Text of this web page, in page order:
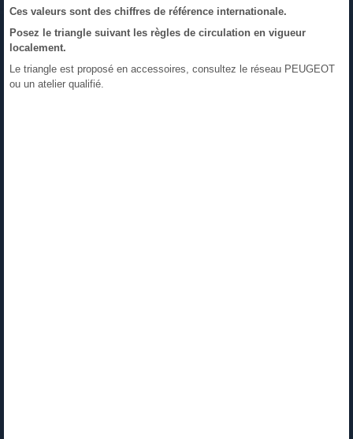
Ces valeurs sont des chiffres de référence internationale.
Posez le triangle suivant les règles de circulation en vigueur
localement.
Le triangle est proposé en accessoires, consultez le réseau PEUGEOT
ou un atelier qualifié.